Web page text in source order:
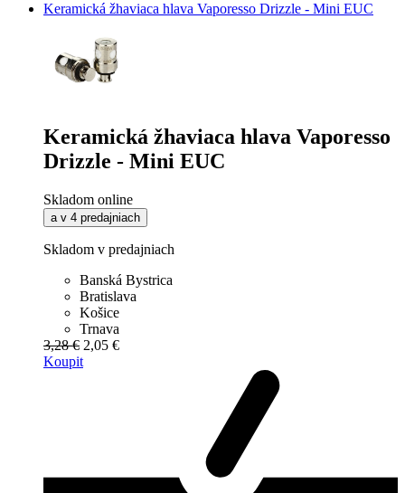
Keramická žhaviaca hlava Vaporesso Drizzle - Mini EUC
Keramická žhaviaca hlava Vaporesso
Drizzle - Mini EUC
Skladom online
a v 4 predajniach
Skladom v predajniach
Banská Bystrica
Bratislava
Košice
Trnava
3,28 € 2,05 €
Koupit